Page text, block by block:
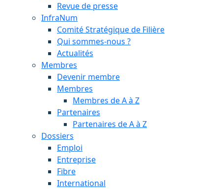
Revue de presse
InfraNum
Comité Stratégique de Filière
Qui sommes-nous ?
Actualités
Membres
Devenir membre
Membres
Membres de A à Z
Partenaires
Partenaires de A à Z
Dossiers
Emploi
Entreprise
Fibre
International